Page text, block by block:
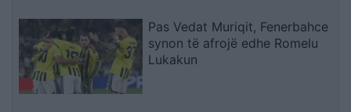
Pas Vedat Muriqit, Fenerbahce
synon të afrojë edhe Romelu
Lukakun